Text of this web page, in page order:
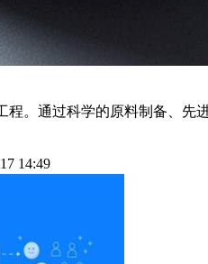
。通过科学的原料制备、
14:49